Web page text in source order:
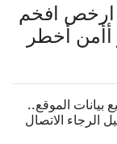
ارخص افخم
أخطر
الموقع..
الاتصال